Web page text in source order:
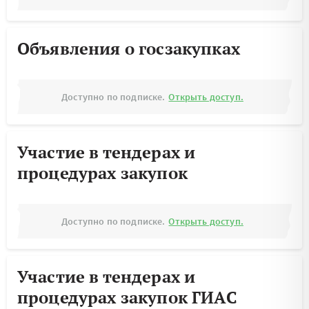
Объявления о госзакупках
Доступно по подписке. Открыть доступ.
Участие в тендерах и
процедурах закупок
Доступно по подписке. Открыть доступ.
Участие в тендерах и
процедурах закупок ГИАС